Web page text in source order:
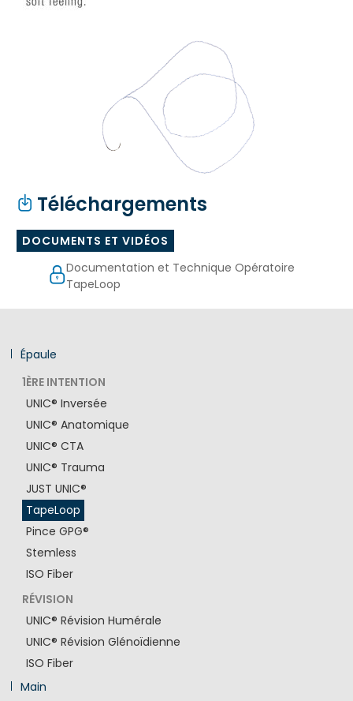
Épaule
1ÈRE INTENTION
UNIC® Inversée
UNIC® Anatomique
UNIC® CTA
UNIC® Trauma
JUST UNIC®
TapeLoop
Pince GPG®
Stemless
ISO Fiber
RÉVISION
UNIC® Révision Humérale
UNIC® Révision Glénoïdienne
ISO Fiber
Main
Téléchargements
DOCUMENTS ET VIDÉOS
Documentation et Technique Opératoire
TapeLoop